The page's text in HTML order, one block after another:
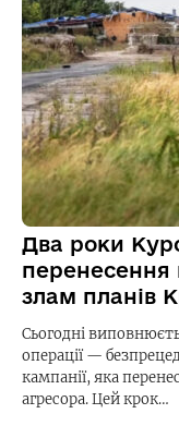
Два роки
перенесення
злам планів
Сьогодні
операції —
кампанії, яка
агресора. Цей крок…